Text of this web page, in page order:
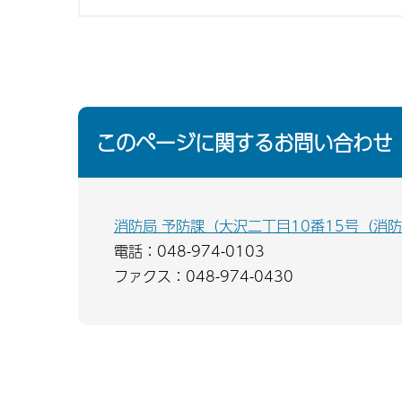
このページに関するお問い合わせ
消防局 予防課（大沢二丁目10番15号（消防
電話：048-974-0103
ファクス：048-974-0430